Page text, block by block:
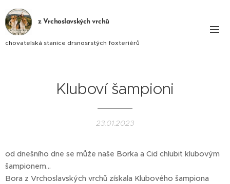
z Vrchoslavských vrchů
chovatelská stanice drsnosrstých foxteriérů
Kluboví šampioni
23.01.2023
od dnešního dne se může naše Borka a Cid chlubit klubovým
šampionem...
Bora z Vrchoslavských vrchů získala Klubového šampiona 🫶